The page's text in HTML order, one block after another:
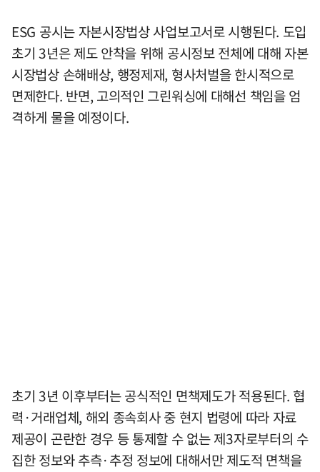
ESG 공시는 자본시장법상 사업보고서로 시행된다. 도입
초기 3년은 제도 안착을 위해 공시정보 전체에 대해 자본
시장법상 손해배상, 행정제재, 형사처벌을 한시적으로
면제한다. 반면, 고의적인 그린워싱에 대해선 책임을 엄
격하게 물을 예정이다.
초기 3년 이후부터는 공식적인 면책제도가 적용된다. 협
력·거래업체, 해외 종속회사 중 현지 법령에 따라 자료
제공이 곤란한 경우 등 통제할 수 없는 제3자로부터의 수
집한 정보와 추측·추정 정보에 대해서만 제도적 면책을